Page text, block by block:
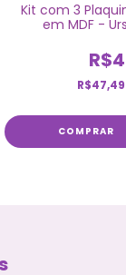
Kit com 3
em MDF -
COMPRAR